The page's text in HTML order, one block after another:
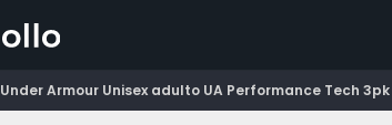
Under Armour Unisex adulto UA Performance Tech 3pk